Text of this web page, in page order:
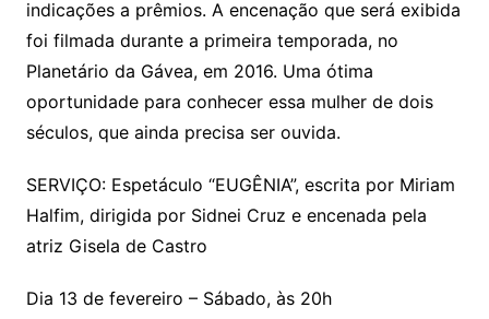
indicações a prêmios. A encenação que será exibida
foi filmada durante a primeira temporada, no
Planetário da Gávea, em 2016. Uma ótima
oportunidade para conhecer essa mulher de dois
séculos, que ainda precisa ser ouvida.
SERVIÇO: Espetáculo “EUGÊNIA”, escrita por Miriam
Halfim, dirigida por Sidnei Cruz e encenada pela
atriz Gisela de Castro
Dia 13 de fevereiro – Sábado, às 20h